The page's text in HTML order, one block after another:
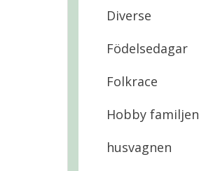
Diverse
Födelsedagar
Folkrace
Hobby familjen
husvagnen